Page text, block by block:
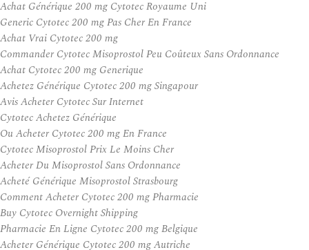
Achat Générique 200 mg Cytotec Royaume Uni
Generic Cytotec 200 mg Pas Cher En France
Achat Vrai Cytotec 200 mg
Commander Cytotec Misoprostol Peu Coûteux Sans Ordonnance
Achat Cytotec 200 mg Generique
Achetez Générique Cytotec 200 mg Singapour
Avis Acheter Cytotec Sur Internet
Cytotec Achetez Générique
Ou Acheter Cytotec 200 mg En France
Cytotec Misoprostol Prix Le Moins Cher
Acheter Du Misoprostol Sans Ordonnance
Acheté Générique Misoprostol Strasbourg
Comment Acheter Cytotec 200 mg Pharmacie
Buy Cytotec Overnight Shipping
Pharmacie En Ligne Cytotec 200 mg Belgique
Acheter Générique Cytotec 200 mg Autriche